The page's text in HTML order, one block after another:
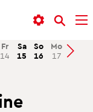
Suchen
Fr
14
Sa
15
So
16
Mo
17
Di
18